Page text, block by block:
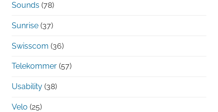
Sounds (78)
Sunrise (37)
Swisscom (36)
Telekommer (57)
Usability (38)
Velo (25)